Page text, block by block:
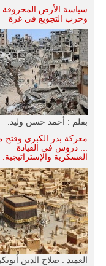
سياسة الأرض المحروقة
وحرب التجويع في غزة
بقلم : أحمد حسن وليد.
معركة بدر الكبرى وفتح
... دروس في القيادة
العسكرية والإستراتيجية.
العميد : صلاح الدين أبوبكر